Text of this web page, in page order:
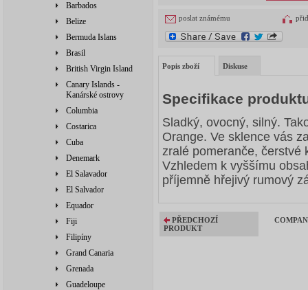
Barbados
Belize
Bermuda Islans
Brasil
British Virgin Island
Canary Islands -
Kanárské ostrovy
Columbia
Costarica
Cuba
Denemark
El Salavador
El Salvador
Equador
Fiji
Filipíny
Grand Canaria
Grenada
Guadeloupe
poslat známému
Popis zboží Diskuse
Specifikace
Sladký, ovocný, silný.
Orange. Ve sklence vás
zralé pomeranče, čerstvé
Vzhledem k vyššímu
příjemně hřejivý rumový
PŘEDCHOZÍ
PRODUKT